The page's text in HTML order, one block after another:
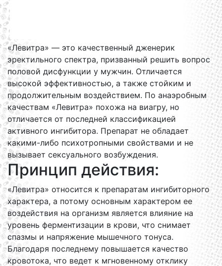
«Левитра» — это качественный дженерик
эректильного спектра, призванный решить вопрос
половой дисфункции у мужчин. Отличается
высокой эффективностью, а также стойким и
продолжительным воздействием. По анаэробным
качествам «Левитра» похожа на виагру, но
отличается от последней классификацией
активного ингибитора. Препарат не обладает
какими-либо психотропными свойствами и не
вызывает сексуального возбуждения.
Принцип действия:
«Левитра» относится к препаратам ингибиторного
характера, а потому основным характером ее
воздействия на организм является влияние на
уровень ферментизации в крови, что снимает
спазмы и напряжение мышечного тонуса.
Благодаря последнему повышается качество
кровотока, что ведет к мгновенному отклику